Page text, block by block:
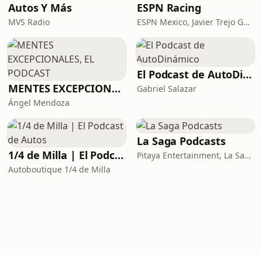
Autos Y Más
MVS Radio
ESPN Racing
ESPN Mexico, Javier Trejo Garay, Alex Pombo, Adal Franco, José Antonio Cortés
MENTES EXCEPCIONALES, EL PODCAST
Ángel Mendoza
El Podcast de AutoDinámico
Gabriel Salazar
1/4 de Milla | El Podcast de Autos
Autoboutique 1/4 de Milla
La Saga Podcasts
Pitaya Entertainment, La Saga con Adela Micha